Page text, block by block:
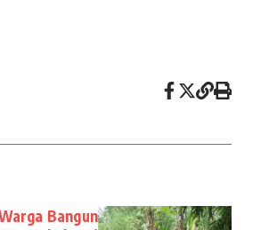
Bangun